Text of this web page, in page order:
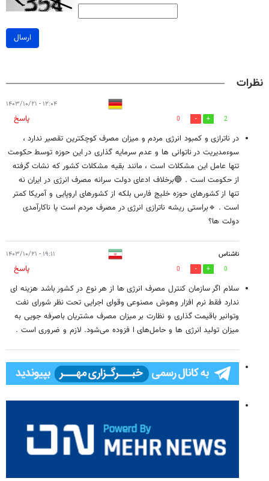
ارسال
نظرات
۱۲:۰۴ - ۱۴۰۳/۱۰/۲۱
2
0
پاسخ
در ناترازی و کمبود انرژی مردم و میزان مصرف کوچکترین تقصیر ندارد ،
سوءمدیریت در ناتوانی ها و عدم سرمایه گذاری در این حوزه توسط حکومت
تنها عامل این مشکلات است ، مانند بقیه مشکلات کشور که نشات گرفته
از حکومت است . 🔵برخلاف ادعای دولت سرانه مصرف انرژی در ایران نه
تنها از کشورهای حوزه خلیج فارس بلکه از کشورهای اروپایی و آمریکا کمتر
است . 🔹براستی ریشه ناترازی انرژی در مصرف مردم است یا ناکارآمدی
دولت ها؟
ناشناس ۱۹:۱۱ - ۱۴۰۳/۱۰/۲۱
0
0
پاسخ
سلام اگر سازمان کنترل مصرف انرژی ها از هر نوع در کشور باشد هزینه ای
ندارد فقط نرم افزار وهوش مصنوعی وقوای اجرایی تحت نظر شورای نفت
وتوانیر باقیمت گذاری و نظارت بر میزان مصرف مشتریان باصرفه جویی به
میزان تولید انرژی ها و حامل‌های ا فزوده می‌شود. لازم و ضروری است .